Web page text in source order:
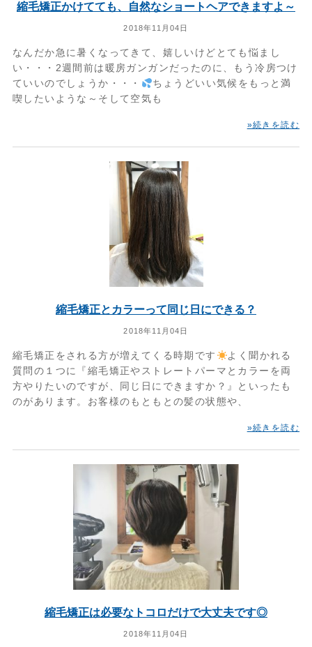
縮毛矯正かけてても、自然なショートヘアできますよ～
2018年11月04日
なんだか急に暑くなってきて、嬉しいけどとても悩まし
い・・・2週間前は暖房ガンガンだったのに、もう冷房つけ
ていいのでしょうか・・・
ちょうどいい気候をもっと満
喫したいような～そして空気も
»続きを読む
縮毛矯正とカラーって同じ日にできる？
2018年11月04日
縮毛矯正をされる方が増えてくる時期です
よく聞かれる
質問の１つに『縮毛矯正やストレートパーマとカラーを両
方やりたいのですが、同じ日にできますか？』といったも
のがあります。お客様のもともとの髪の状態や、
»続きを読む
縮毛矯正は必要なトコロだけで大丈夫です◎
2018年11月04日